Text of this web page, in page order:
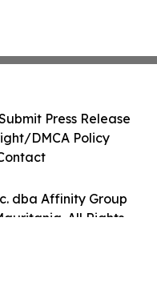
dba Affinity Group
All Rights
Press Release
DMCA Policy